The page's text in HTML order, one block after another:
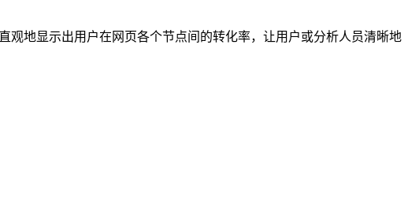
地显示出用户在网页各个节点间的转化率，让用户或分析人员清晰地